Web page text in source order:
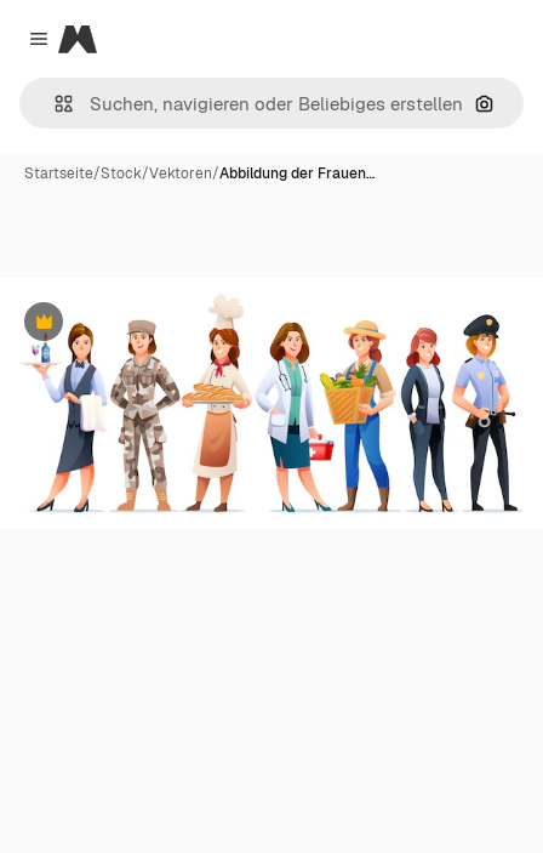
Close menu
Magnific
Nach
Startseite/Stock/Vektoren/Abbildung der Frauen…
Premium